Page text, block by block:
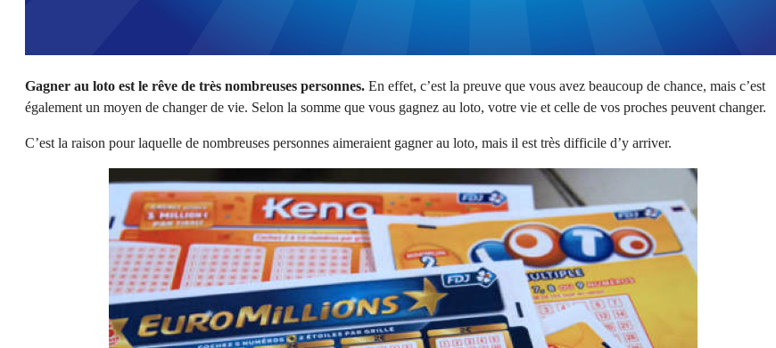
Gagner au loto est le rêve de très nombreuses personnes. En effet, c’est la preuve que vous avez beaucoup de chance, mais c’est
également un moyen de changer de vie. Selon la somme que vous gagnez au loto, votre vie et celle de vos proches peuvent changer.
C’est la raison pour laquelle de nombreuses personnes aimeraient gagner au loto, mais il est très difficile d’y arriver.